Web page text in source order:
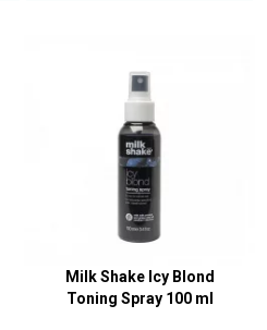
Milk Shake Icy Blond
Toning Spray 100 ml